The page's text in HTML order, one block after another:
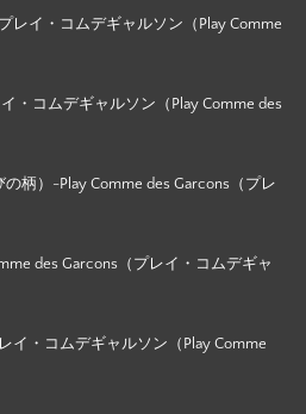
レイ・コムデギャルソン（Play Comme
・コムデギャルソン（Play Comme des
柄）-Play Comme des Garcons（プレ
des Garcons（プレイ・コムデギャ
イ・コムデギャルソン（Play Comme